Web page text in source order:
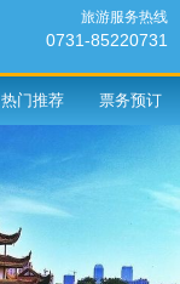
旅游服务热线
0731-85220731
热门推荐 票务预订